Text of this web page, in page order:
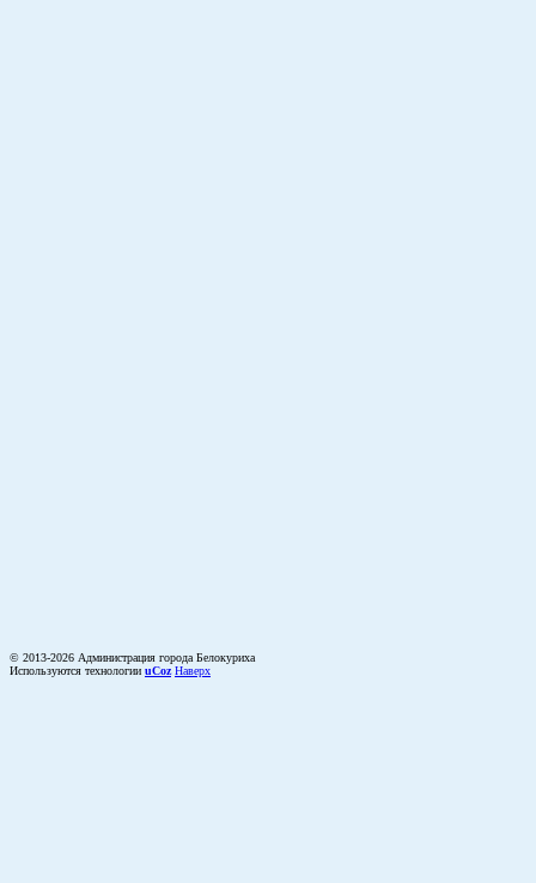
© 2013-2026 Администрация города Белокуриха
Используются технологии uCoz Наверх